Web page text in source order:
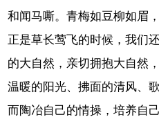
和闻马嘶。青梅如豆柳如眉
正是草长莺飞的时候，我们
的大自然，亲切拥抱大自然
温暖的阳光、拂面的清风、
而陶冶自己的情操，培养自